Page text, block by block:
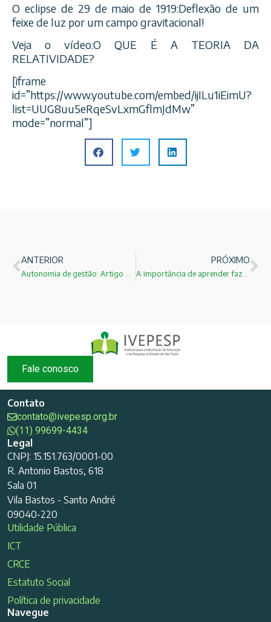
O eclipse de 29 de maio de 1919:Deflexão de um
feixe de luz por um campo gravitacional!
Veja o vídeo:O QUE É A TEORIA DA
RELATIVIDADE?
[iframe
id=”https://www.youtube.com/embed/ijILu1iEimU?
list=UUG8uu5eRqeSvLxmGflmJdMw”
mode=”normal”]
ANTERIOR PRÓXIMO
Fale conosco
Contato
contato@ivepesp.org.br
(11) 99699-4434
Legal
CNPJ: 15.151.763/0001-00
R. Antonio Bastos, 618
Sala 01
Vila Bastos - Santo André
09040-220
Utilidade Pública
ICT
CRCE
Estatuto Social
Política de privacidade
Navegue